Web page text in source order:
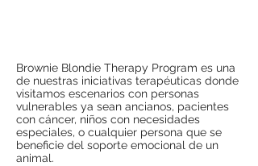
Brownie Blondie Therapy Program es una
de nuestras iniciativas terapéuticas donde
visitamos escenarios con personas
vulnerables ya sean ancianos, pacientes
con cáncer, niños con necesidades
especiales, o cualquier persona que se
beneficie del soporte emocional de un
animal.